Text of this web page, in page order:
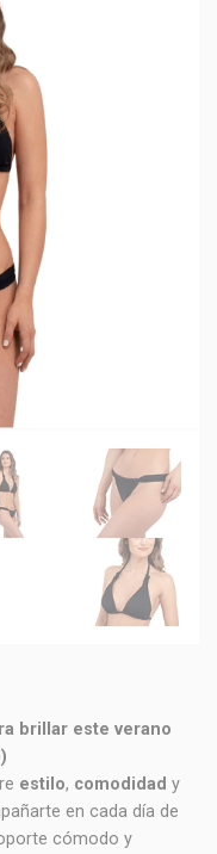
brillar este verano
estilo, comodidad y
en cada día de
cómodo y